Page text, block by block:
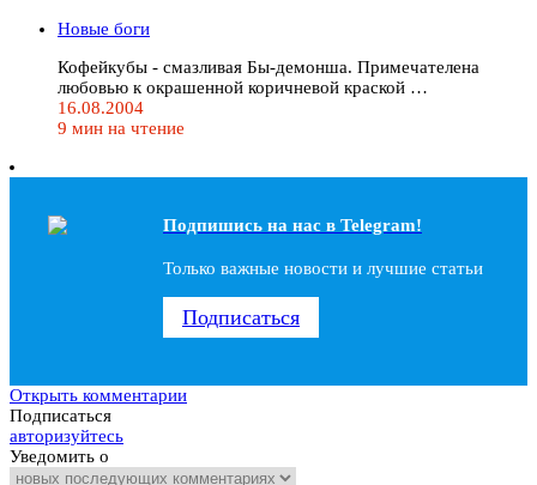
Новые боги
Кофейкубы - смазливая Бы-демонша. Пpимечателена
любовью к окрашенной коричневой краской …
16.08.2004
9 мин на чтение
Подпишись на наc в Telegram!
Только важные новости и лучшие статьи
Подписаться
Открыть комментарии
Подписаться
авторизуйтесь
Уведомить о